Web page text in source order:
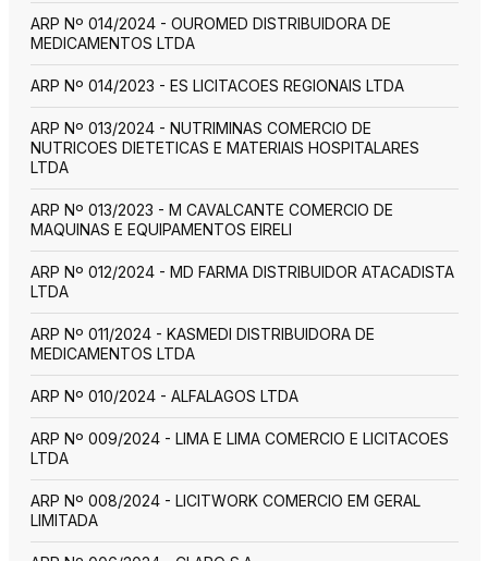
ARP Nº 014/2024 - OUROMED DISTRIBUIDORA DE
MEDICAMENTOS LTDA
ARP Nº 014/2023 - ES LICITACOES REGIONAIS LTDA
ARP Nº 013/2024 - NUTRIMINAS COMERCIO DE
NUTRICOES DIETETICAS E MATERIAIS HOSPITALARES
LTDA
ARP Nº 013/2023 - M CAVALCANTE COMERCIO DE
MAQUINAS E EQUIPAMENTOS EIRELI
ARP Nº 012/2024 - MD FARMA DISTRIBUIDOR ATACADISTA
LTDA
ARP Nº 011/2024 - KASMEDI DISTRIBUIDORA DE
MEDICAMENTOS LTDA
ARP Nº 010/2024 - ALFALAGOS LTDA
ARP Nº 009/2024 - LIMA E LIMA COMERCIO E LICITACOES
LTDA
ARP Nº 008/2024 - LICITWORK COMERCIO EM GERAL
LIMITADA